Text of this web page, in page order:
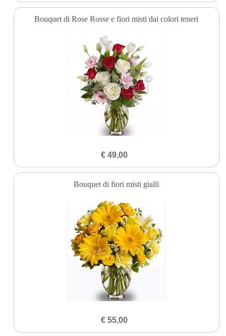
Bouquet di Rose Rosse e fiori misti dai colori teneri
€ 49,00
Bouquet di fiori misti gialli
€ 55,00